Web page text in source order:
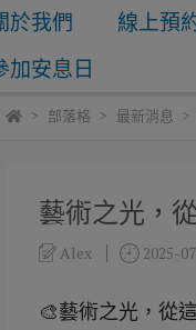
於我們 線上預
加安息日
部落格 最新消息
藝術之光，
Alex 2025-
🎨藝術之光，從